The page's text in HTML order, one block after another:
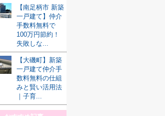
【南足柄市 新築
一戸建て】仲介
手数料無料で
100万円節約！
失敗しな...
【大磯町】新築
一戸建て仲介手
数料無料の仕組
みと賢い活用法
｜子育...